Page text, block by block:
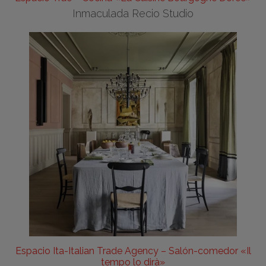
Inmaculada Recio Studio
Espacio Ita-Italian Trade Agency – Salón-comedor «Il
tempo lo dirà»